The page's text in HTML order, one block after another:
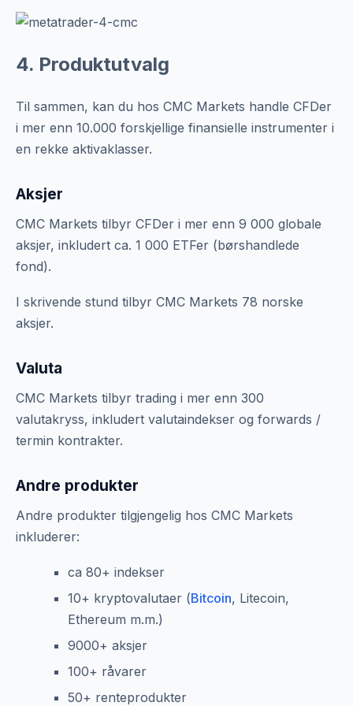
4. Produktutvalg
Til sammen, kan du hos CMC Markets handle CFDer
i mer enn 10.000 forskjellige finansielle instrumenter i
en rekke aktivaklasser.
Aksjer
CMC Markets tilbyr CFDer i mer enn 9 000 globale
aksjer, inkludert ca. 1 000 ETFer (børshandlede
fond).
I skrivende stund tilbyr CMC Markets 78 norske
aksjer.
Valuta
CMC Markets tilbyr trading i mer enn 300
valutakryss, inkludert valutaindekser og forwards /
termin kontrakter.
Andre produkter
Andre produkter tilgjengelig hos CMC Markets
inkluderer:
ca 80+ indekser
10+ kryptovalutaer (Bitcoin, Litecoin,
Ethereum m.m.)
9000+ aksjer
100+ råvarer
50+ renteprodukter